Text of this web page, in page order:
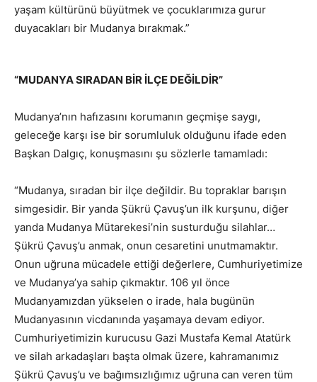
yaşam kültürünü büyütmek ve çocuklarımıza gurur
duyacakları bir Mudanya bırakmak.”
“MUDANYA SIRADAN BİR İLÇE DEĞİLDİR”
Mudanya’nın hafızasını korumanın geçmişe saygı,
geleceğe karşı ise bir sorumluluk olduğunu ifade eden
Başkan Dalgıç, konuşmasını şu sözlerle tamamladı:
“Mudanya, sıradan bir ilçe değildir. Bu topraklar barışın
simgesidir. Bir yanda Şükrü Çavuş’un ilk kurşunu, diğer
yanda Mudanya Mütarekesi’nin susturduğu silahlar…
Şükrü Çavuş’u anmak, onun cesaretini unutmamaktır.
Onun uğruna mücadele ettiği değerlere, Cumhuriyetimize
ve Mudanya’ya sahip çıkmaktır. 106 yıl önce
Mudanyamızdan yükselen o irade, hala bugünün
Mudanyasının vicdanında yaşamaya devam ediyor.
Cumhuriyetimizin kurucusu Gazi Mustafa Kemal Atatürk
ve silah arkadaşları başta olmak üzere, kahramanımız
Şükrü Çavuş’u ve bağımsızlığımız uğruna can veren tüm